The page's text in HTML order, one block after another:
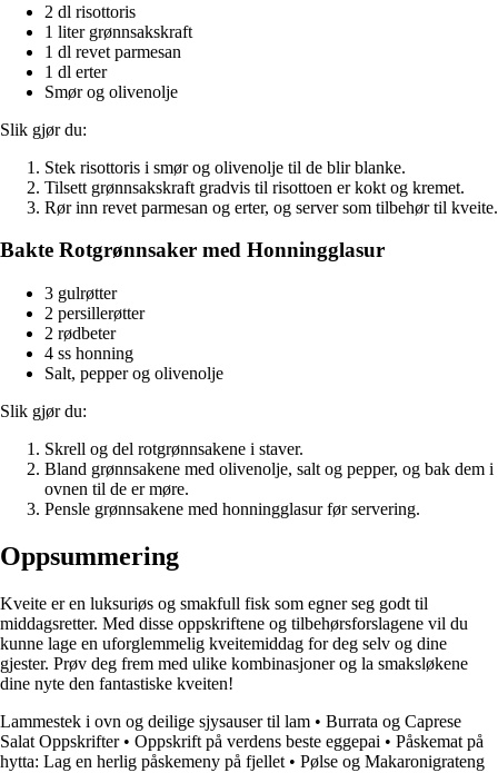
2 dl risottoris
1 liter grønnsakskraft
1 dl revet parmesan
1 dl erter
Smør og olivenolje
Slik gjør du:
Stek risottoris i smør og olivenolje til de blir blanke.
Tilsett grønnsakskraft gradvis til risottoen er kokt og kremet.
Rør inn revet parmesan og erter, og server som tilbehør til kveite.
Bakte Rotgrønnsaker med Honningglasur
3 gulrøtter
2 persillerøtter
2 rødbeter
4 ss honning
Salt, pepper og olivenolje
Slik gjør du:
Skrell og del rotgrønnsakene i staver.
Bland grønnsakene med olivenolje, salt og pepper, og bak dem i
ovnen til de er møre.
Pensle grønnsakene med honningglasur før servering.
Oppsummering
Kveite er en luksuriøs og smakfull fisk som egner seg godt til
middagsretter. Med disse oppskriftene og tilbehørsforslagene vil du
kunne lage en uforglemmelig kveitemiddag for deg selv og dine
gjester. Prøv deg frem med ulike kombinasjoner og la smaksløkene
dine nyte den fantastiske kveiten!
Lammestek i ovn og deilige sjysauser til lam • Burrata og Caprese
Salat Oppskrifter• Oppskrift på verdens beste eggepai • Påskemat på
hytta: Lag en herlig påskemeny på fjellet • Pølse og Makaronigrateng